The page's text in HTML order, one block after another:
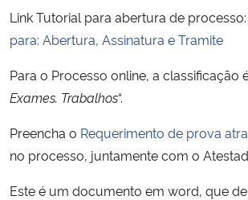
Controladoria-Geral da União
Ministério da Mulher, da Família e dos Direitos
Secretaria-Geral
Link Tutorial para abertura de processo:
para: Abertura, Assinatura e Tramite
Para o Processo online, a classificação
Exames. Trabalhos“.
Preencha o Requerimento de prova
no processo, juntamente com o
Este é um documento em word, que